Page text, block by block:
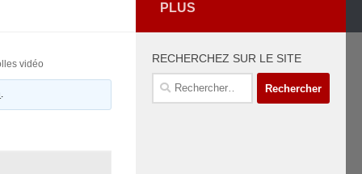
vidéo
.
PLUS
RECHERCHEZ SUR LE SITE
Rechercher :